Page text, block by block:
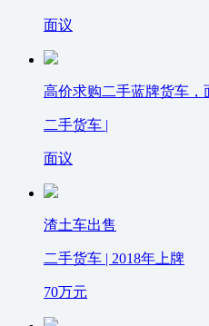
面议
高价求购二手蓝牌货车，
二手货车 |
面议
渣土车出售
二手货车 | 2018年上牌
70万元